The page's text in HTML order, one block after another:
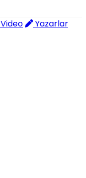
Video
Yazarlar